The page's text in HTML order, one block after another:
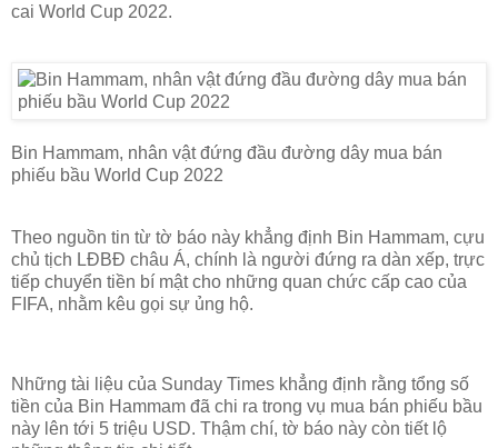
cai World Cup 2022.
Bin Hammam, nhân vật đứng đầu đường dây mua bán
phiếu bầu World Cup 2022
Theo nguồn tin từ tờ báo này khẳng định Bin Hammam, cựu
chủ tịch LĐBĐ châu Á, chính là người đứng ra dàn xếp, trực
tiếp chuyển tiền bí mật cho những quan chức cấp cao của
FIFA, nhằm kêu gọi sự ủng hộ.
Những tài liệu của Sunday Times khẳng định rằng tổng số
tiền của Bin Hammam đã chi ra trong vụ mua bán phiếu bầu
này lên tới 5 triệu USD. Thậm chí, tờ báo này còn tiết lộ